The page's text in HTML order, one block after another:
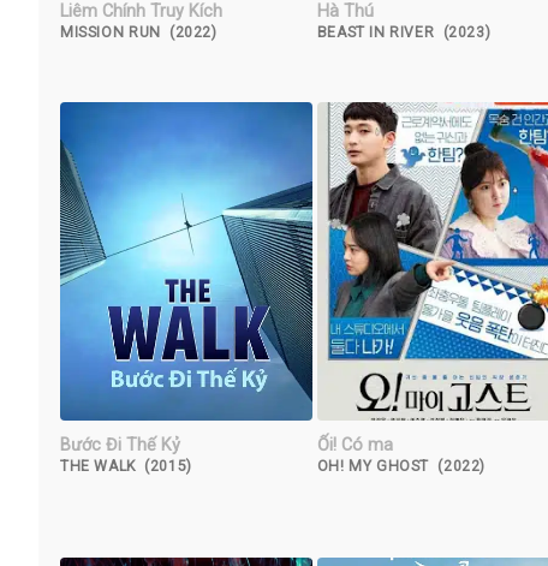
Liêm Chính Truy Kích
MISSION RUN (2022)
Hà Thú
BEAST IN RIVER (2023)
Bước Đi Thế Kỷ
THE WALK (2015)
Ối! Có ma
OH! MY GHOST (2022)